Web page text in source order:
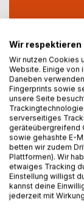
Auf die Merkliste
Titel bewerten
BESCHREIBUNG
Ein junges
brutal
Wir respektieren
Wir nutzen Cookies
Website. Einige von
Daneben
Fingerprints sowie
unsere Seite
serverseitiges
geräteübergreifend
sowie gehashte E-
betten wir zudem
Plattformen). Wir
etwaiges Tracking
Einstellung willigst
kannst deine
jederzeit mit